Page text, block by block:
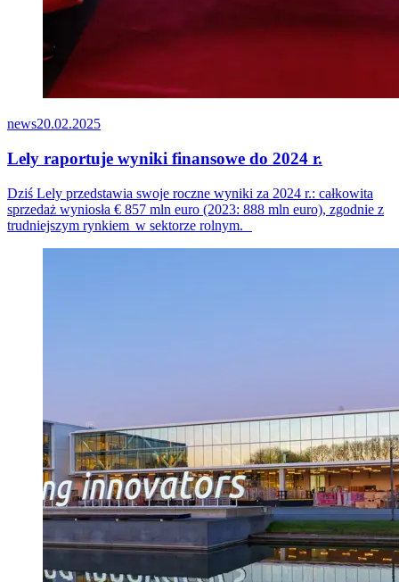
news20.02.2025
Lely raportuje wyniki finansowe do 2024 r.
Dziś Lely przedstawia swoje roczne wyniki za 2024 r.: całkowita
sprzedaż wyniosła € 857 mln euro (2023: 888 mln euro), zgodnie z
trudniejszym rynkiem w sektorze rolnym.